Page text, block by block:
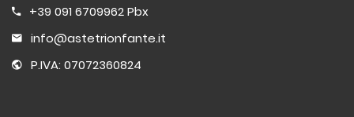
+39 091 6709962 Pbx
info@astetrionfante.it
P.IVA: 07072360824